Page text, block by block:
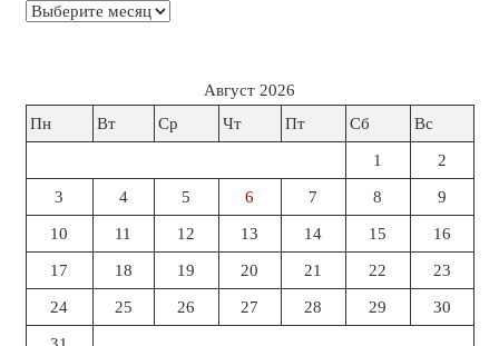
Архивы
Август 2026
Пн
Вт Ср Чт Пт Сб Вс
1 2
3 4 5 6 7 8 9
10 11 12 13 14 15 16
17 18 19 20 21 22 23
24 25 26 27 28 29 30